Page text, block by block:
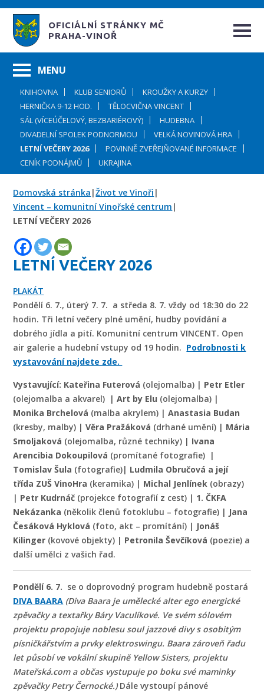
OFICIÁLNÍ STRÁNKY MČ
PRAHA-VINOŘ
KNIHOVNA KLUB SENIORŮ
KROUŽKY A KURZY
HERNIČKA 9-12 HOD.
TĚLOCVIČNA VINCENT
SÁL (VÍCEÚČELOVÝ, BEZBARIÉROVÝ)
HUDEBNA
DIVADELNÍ SPOLEK PODNORMOU
VELKÁ NOVINOVÁ HRA
LETNÍ VEČERY 2026
POVINNĚ ZVEŘEJŇOVANÉ INFORMACE
CENÍK PODNÁJMŮ
UKRAJINA
Domovská stránka |Život ve Vinoři |
Vincent – komunitní Vinořské centrum |
LETNÍ VEČERY 2026
LETNÍ VEČERY 2026
PLAKÁT
Pondělí 6. 7., úterý 7. 7. a středa 8. 7. vždy od 18:30 do 22
hodin. Tři letní večery plné umění, hudby povídání a
dobrého jídla a pití. Komunitní centrum VINCENT. Open
air galerie a hudební vstupy od 19 hodin. Podrobnosti k
vystavování najdete zde.
Vystavující: Kateřina Futerová (olejomalba) | Petr Etler
(olejomalba a akvarel) |Art by Elu (olejomalba) |
Monika Brchelová (malba akrylem) |Anastasia Budan
(kresby, malby) |Věra Pražáková (drhané umění) | Mária
Smoljaková (olejomalba, různé techniky) | Ivana
Arencibia Dokoupilová (promítané fotografie) |
Tomislav Šula (fotografie)| Ludmila Obručová a její
třída ZUŠ VinoHra (keramika) | Michal Jenlínek (obrazy)
| Petr Kudrnáč (projekce fotografií z cest) | 1. ČKFA
Nekázanka (několik členů fotoklubu – fotografie) | Jana
Česáková Hyklová (foto, akt – promítání) | Jonáš
Kilinger (kovové objekty) | Petronila Ševčíková (poezie) a
další umělci z vašich řad.
Pondělí 6. 7. se o doprovodný program hudebně postará
DIVA BAARA (Diva Baara je umělecké alter ego energické
zpěvačky a textařky Báry Vaculíkové. Ve svém sólovém
projektu propojuje noblesu soul jazzové divy s osobitým
písničkářstvím a prvky elektroswingu. Baara zároveň řadu
let působí ve vokální skupině Yellow Sisters, projektu
Mateřská.com a občas vystupuje po boku své maminky
zpěvačky Petry Černocké.)Dále vystoupí pánové